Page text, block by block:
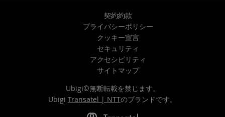
契約約款
プライバシーポリシー
クッキー宣言
セキュリティ
アクセシビリティ
サイトマップ
Ubigi©無断転載を禁じます。
Ubigi Transatel | NTTのブランドです。